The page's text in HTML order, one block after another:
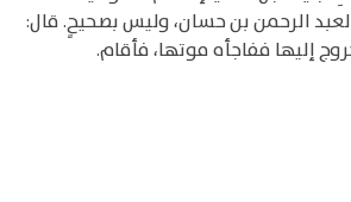
الرحمن بن حسان، وليس بصحيحٍ. قال:
إليها ففاجأه موتها، فأقام.